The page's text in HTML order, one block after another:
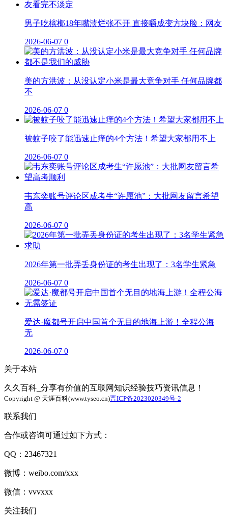
男子吃槟榔18年嘴溃烂张不开 直接嚼成变方块脸：网友
2026-06-07 0
美的方洪波：从没认定小米是最大竞争对手 任何品牌都
不
2026-06-07 0
被蚊子咬了能迅速止痒的4个方法！希望大家都用不上
2026-06-07 0
韦东奕账号评论区成考生“许愿池”：大批网友留言希望
高
2026-06-07 0
2026年第一批弄丢身份证的考生出现了：3名学生紧急
2026-06-07 0
爱达·魔都号开启中国首个无目的地海上游！全程公海
无
2026-06-07 0
关于本站
久久百科_分享有价值的互联网知识经验技巧资讯信息！
Copyright @ 天涯百科(www.tyseo.cn)晋ICP备2023020349号-2
联系我们
合作或咨询可通过如下方式：
QQ：23467321
微博：weibo.com/xxx
微信：vvvxxx
关注我们